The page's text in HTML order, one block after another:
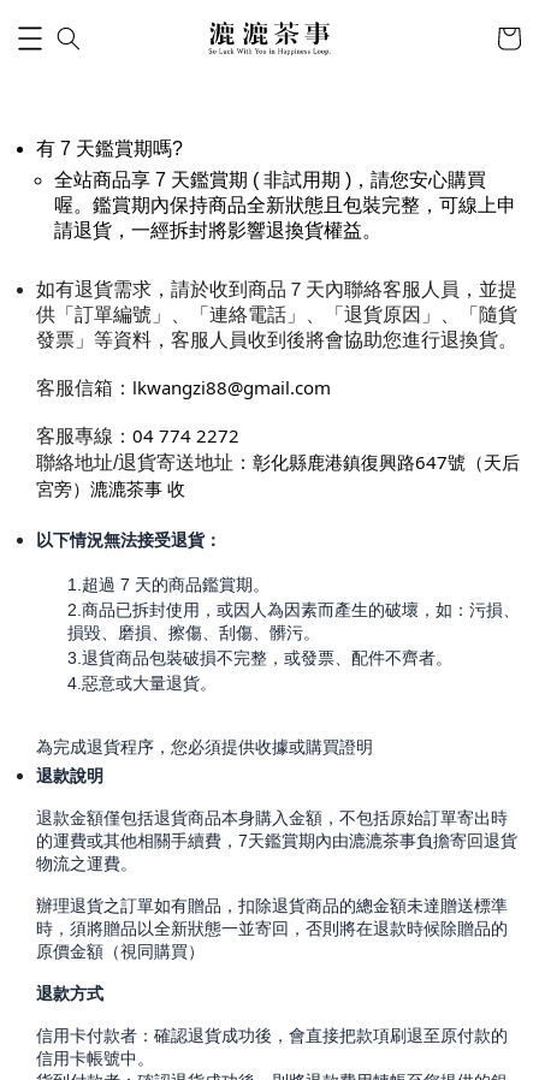
有 7 天鑑賞期嗎?
全站商品享 7 天鑑賞期 ( 非試用期 )，請您安心購買
喔。鑑賞期內保持商品全新狀態且包裝完整，可線上申
請退貨，一經拆封將影響退換貨權益。
如有退貨需求，請於收到商品７天內聯絡客服人員，並提
供「訂單編號」、「連絡電話」、
「 退貨原因 」
「隨貨
發票 」 等資料，客服人員收到後將會協助您進行退換貨。
客服信箱： lkwangzi88@gmail.com
客服專線： 04 774 2272
聯絡地址/退貨寄送地址： 彰化縣鹿港鎮復興路647號（天后
宮旁）漉漉茶事 收
以下情況無法接受退貨：
1.超過 7 天的商品鑑賞期。
2.商品已拆封使用，或因人為因素而產生的破壞，如：污損、
損毀、磨損、擦傷、刮傷、髒污。
3.退貨商品包裝破損不完整，或發票、配件不齊者。
4.惡意或大量退貨。
為完成退貨程序，您必須提供收據或購買證明
退款說明
退款金額僅包括退貨商品本身購入金額，不包括原始訂單寄出時
的運費或其他相關手續費，7天鑑賞期內由漉漉茶事負擔寄回退貨
物流之運費。
辦理退貨之訂單如有贈品，扣除退貨商品的總金額未達贈送標準
時，須將贈品以全新狀態一並寄回，否則將在退款時候除贈品的
原價金額（視同購買）
退款方式
信用卡付款者：確認退貨成功後，會直接把款項刷退至原付款的
信用卡帳號中。